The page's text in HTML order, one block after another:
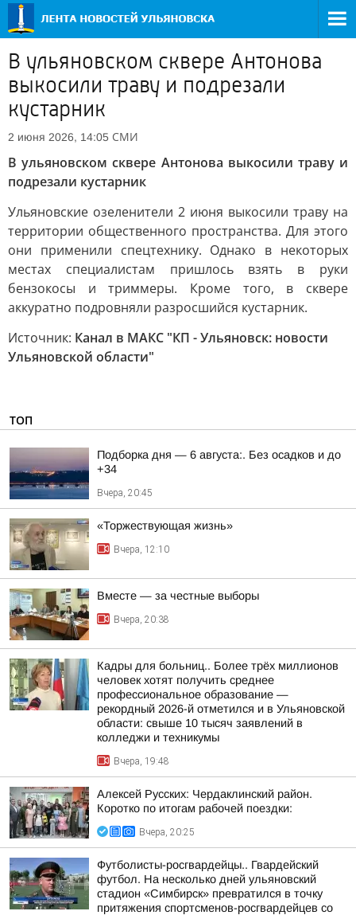
В ульяновском сквере Антонова
выкосили траву и подрезали
кустарник
2 июня 2026, 14:05 СМИ
В ульяновском сквере Антонова выкосили траву и
подрезали кустарник
Ульяновские озеленители 2 июня выкосили траву на
территории общественного пространства. Для этого
они применили спецтехнику. Однако в некоторых
местах специалистам пришлось взять в руки
бензокосы и триммеры. Кроме того, в сквере
аккуратно подровняли разросшийся кустарник.
Источник: Канал в МАКС "КП - Ульяновск: новости
Ульяновской области"
ТОП
Подборка дня — 6 августа:. Без осадков и до
+34
Вчера, 20:45
«Торжествующая жизнь»
Вчера, 12:10
Вместе — за честные выборы
Вчера, 20:38
Кадры для больниц.. Более трёх миллионов
человек хотят получить среднее
профессиональное образование —
рекордный 2026-й отметился и в Ульяновской
области: свыше 10 тысяч заявлений в
колледжи и техникумы
Вчера, 19:48
Алексей Русских: Чердаклинский район.
Коротко по итогам рабочей поездки:
Вчера, 20:25
Футболисты-росгвардейцы.. Гвардейский
футбол. На несколько дней ульяновский
стадион «Симбирск» превратился в точку
притяжения спортсменов-росгвардейцев со